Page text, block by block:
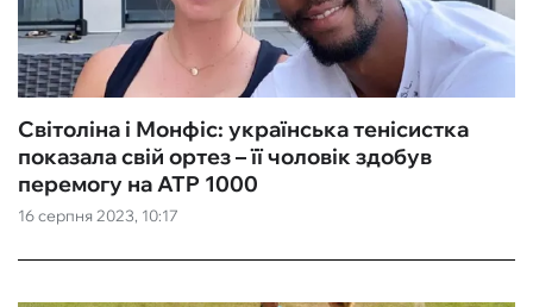
16 серпня 2023, 10:17
Світоліна і Монфіс: українська тенісистка
показала свій ортез – її чоловік здобув
перемогу на ATP 1000